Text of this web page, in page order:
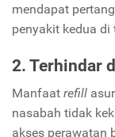
mendapat
penyakit kedua
2. Terhindar
Manfaat refill
nasabah tidak
akses perawatan